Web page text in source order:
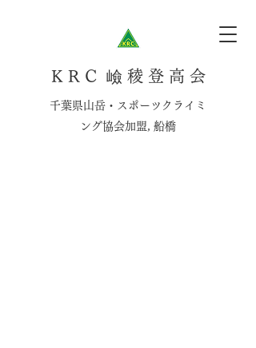
K R C 嶮 稜 登 高 会
千葉県山岳・スポーツクライミ
ング協会加盟, 船橋